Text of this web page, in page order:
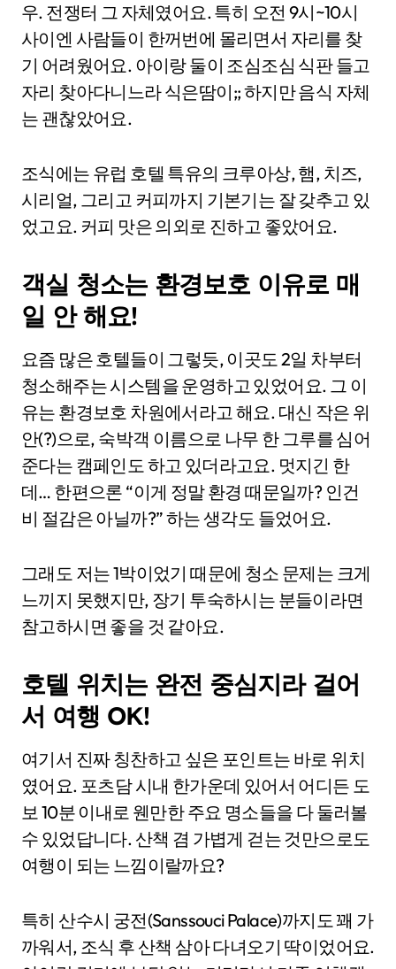
우. 전쟁터 그 자체였어요. 특히 오전 9시~10시
사이엔 사람들이 한꺼번에 몰리면서 자리를 찾
기 어려웠어요. 아이랑 둘이 조심조심 식판 들고
자리 찾아다니느라 식은땀이;; 하지만 음식 자체
는 괜찮았어요.
조식에는 유럽 호텔 특유의 크루아상, 햄, 치즈,
시리얼, 그리고 커피까지 기본기는 잘 갖추고 있
었고요. 커피 맛은 의외로 진하고 좋았어요.
객실 청소는 환경보호 이유로 매
일 안 해요!
요즘 많은 호텔들이 그렇듯, 이곳도 2일 차부터
청소해주는 시스템을 운영하고 있었어요. 그 이
유는 환경보호 차원에서라고 해요. 대신 작은 위
안(?)으로, 숙박객 이름으로 나무 한 그루를 심어
준다는 캠페인도 하고 있더라고요. 멋지긴 한
데… 한편으론 “이게 정말 환경 때문일까? 인건
비 절감은 아닐까?” 하는 생각도 들었어요.
그래도 저는 1박이었기 때문에 청소 문제는 크게
느끼지 못했지만, 장기 투숙하시는 분들이라면
참고하시면 좋을 것 같아요.
호텔 위치는 완전 중심지라 걸어
서 여행 OK!
여기서 진짜 칭찬하고 싶은 포인트는 바로 위치
였어요. 포츠담 시내 한가운데 있어서 어디든 도
보 10분 이내로 웬만한 주요 명소들을 다 둘러볼
수 있었답니다. 산책 겸 가볍게 걷는 것만으로도
여행이 되는 느낌이랄까요?
특히 산수시 궁전(Sanssouci Palace)까지도 꽤 가
까워서, 조식 후 산책 삼아 다녀오기 딱이었어요.